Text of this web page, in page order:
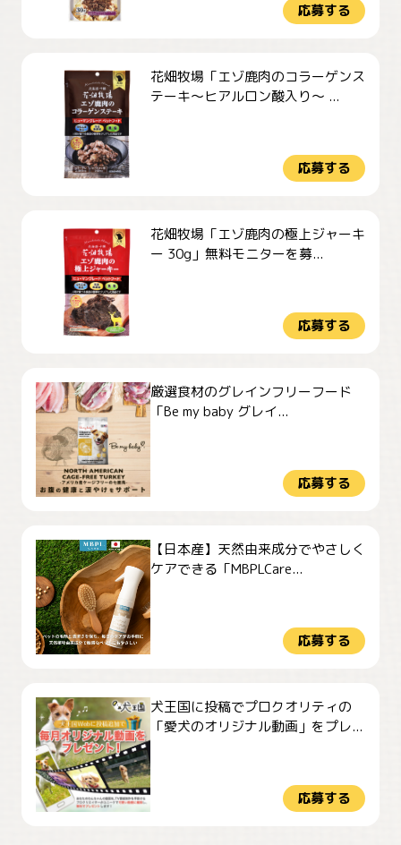
応募する
花畑牧場「エゾ鹿肉のコラーゲンス
テーキ～ヒアルロン酸入り～ ...
応募する
花畑牧場「エゾ鹿肉の極上ジャーキ
ー 30g」無料モニターを募...
応募する
厳選食材のグレインフリーフード
「Be my baby グレイ...
応募する
【日本産】天然由来成分でやさしく
ケアできる「MBPLCare...
応募する
犬王国に投稿でプロクオリティの
「愛犬のオリジナル動画」をプレ...
応募する